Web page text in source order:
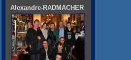
Alexandre-RADMACHER